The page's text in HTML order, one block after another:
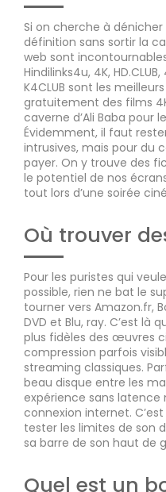
Si on cherche à
définition sans sortir la
web sont
Hindilinks4u, 4K,
K4CLUB sont les
gratuitement des films
caverne d’Ali Baba pour
Évidemment, il faut
intrusives, mais pour du
payer. On y trouve des
le potentiel de nos
tout lors d’une soirée
Où trouver
Pour les puristes qui
possible, rien ne bat le
tourner vers Amazon.fr,
DVD et Blu, ray. C’est là
plus fidèles des œuvres
compression parfois
streaming classiques.
beau disque entre les
expérience sans latence
connexion internet.
tester les limites de son
sa barre de son haut de
Quel est un